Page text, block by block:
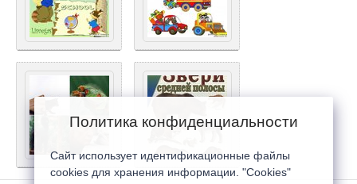
Политика конфиденциальности
Сайт использует идентификационные файлы
cookies для хранения информации. "Cookies"